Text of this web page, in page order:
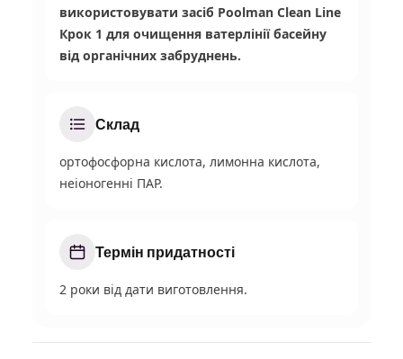
використовувати засіб Poolman Clean Line
Крок 1 для очищення ватерлінії басейну
від органічних забруднень.
Склад
ортофосфорна кислота, лимонна кислота,
неіоногенні ПАР.
Термін придатності
2 роки від дати виготовлення.